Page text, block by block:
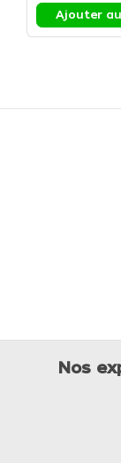
Ajouter
Nos